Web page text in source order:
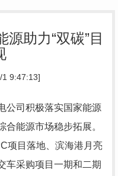
助力“双碳”目
1 9:47:13]
公司积极落实国家能源
能源市场稳步拓展。
项目落地、滨海港月亮
车采购项目一期和二期